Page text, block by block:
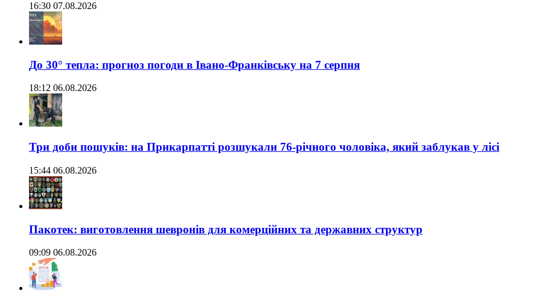
16:30 07.08.2026
До 30° тепла: прогноз погоди в Івано-Франківську на 7 серпня
18:12 06.08.2026
Три доби пошуків: на Прикарпатті розшукали 76-річного чоловіка, який заблукав у лісі
15:44 06.08.2026
Пакотек: виготовлення шевронів для комерційних та державних структур
09:09 06.08.2026